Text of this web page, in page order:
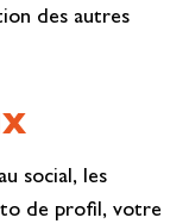
des autres
social, les
de profil, votre